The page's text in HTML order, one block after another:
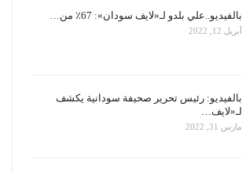
بالفيديو..علي بلدو لـ«لايف سودان»: 67٪ من…
أبريل 12, 2022
بالفيديو: رئيس تحرير صحيفة سودانية يكشف
لـ«لايف…
مارس 31, 2022